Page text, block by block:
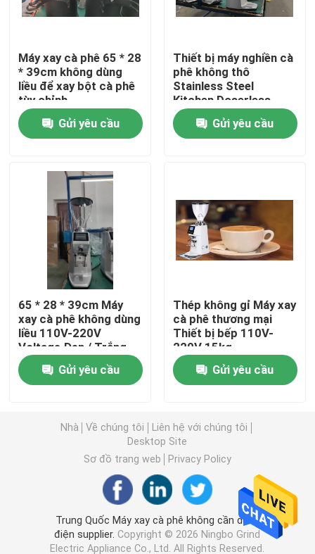
Tham quan nhà máy
Kiểm soát chất lượng
Liên hệ chúng tôi
Các trường hợp
Máy xay hạt cà phê
Máy xay cà phê Burr
Máy xay cà phê không dây
máy xay cà phê thương mại
Máy xay cà phê màn hình cảm ứng
Máy xay đậu Espresso
Máy xay cà phê ngoài trời
Máy xay cà phê cầm tay
Máy xay cà phê 65 * 28
* 39cm không dùng
liều để xay bột cà phê
tùy chỉnh
Gửi yêu cầu
Thiết bị máy nghiền cà
phê không thô
Stainless Steel
Kitchen Doserless
Gửi yêu cầu
65 * 28 * 39cm Máy
xay cà phê không dùng
liều 110V-220V
Voltage Đen / Trắng
Gửi yêu cầu
Thép không gỉ Máy xay
cà phê thương mại
Thiết bị bếp 110V-
220V 15kg
Gửi yêu cầu
Nhà Về chúng tôi
Liên hệ với chúng tôi
Desktop Site
Sơ đồ trang web
Privacy Policy
Trung Quốc Máy xay cà phê không cần dùng
điện supplier. Copyright © 2026 Ningbo Grind
Electric Appliance Co., Ltd. All Rights Reserved.